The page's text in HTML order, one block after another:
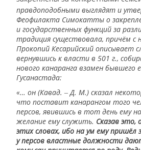
правдоподобными выглядят и
Феофилакта Симокатты о
и государственных функций за
традиция существовала, причём с
Прокопий Кесарийский описывает
вернувшись к власти в 501 г.,
нового канаранга взамен бывшего
Гусанастада:
«… он (Кавад. ‒ Д. М.) сказал
что поставит канарангом того
персов, явившись в тот день ему
желание ему служить. Сказав это,
этих словах, ибо на ум ему пришёл
у персов властные должности